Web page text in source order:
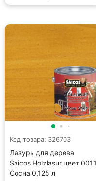
Код товара: 326703
Лазурь для дерева
Saicos Holzlasur цвет 0011
Сосна 0,125 л